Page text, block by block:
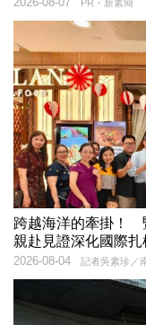
PR・新素簡
跨越海洋的牽掛！
親赴見證深化國際扎
記者吳素珍／
2026-08-04